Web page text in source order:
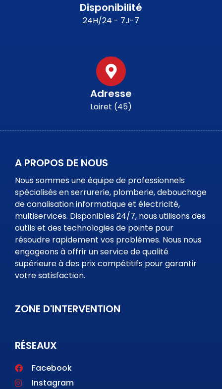
Disponibilité
24H/24 - 7J-7
Adresse
Loiret (45)
A PROPOS DE NOUS
Nous sommes une équipe de professionnels
spécialisés en serrurerie, plomberie, debouchage
de canalisation informatique et électricité,
multiservices. Disponibles 24/7, nous utilisons des
outils et des technologies de pointe pour
résoudre rapidement vos problèmes. Nous nous
engageons à offrir un service de qualité
supérieure à des prix compétitifs pour garantir
votre satisfaction.
ZONE D'INTERVENTION
RÉSEAUX
Facebook
Instagram